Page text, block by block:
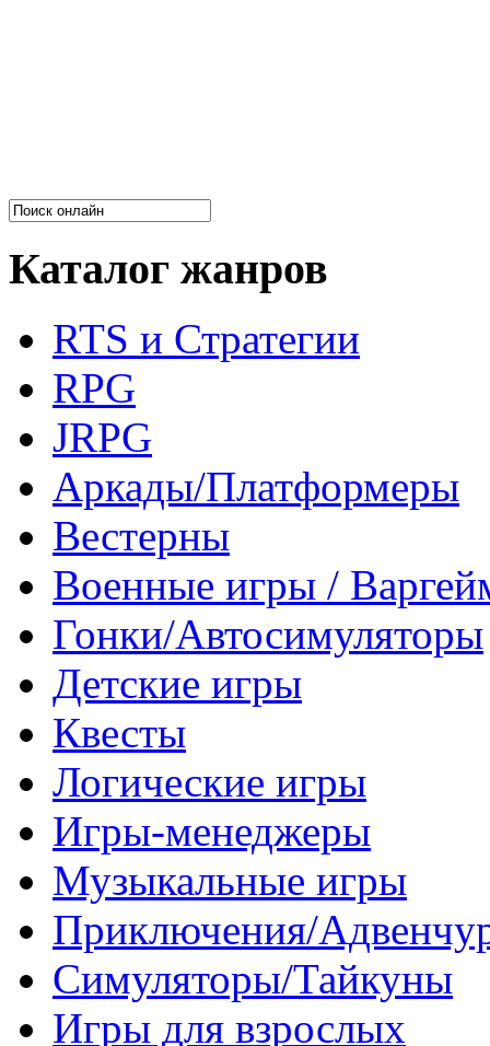
Каталог жанров
RTS и Стратегии
RPG
JRPG
Аркады/Платформеры
Вестерны
Военные игры /
Гонки/Автосимуляторы
Детские игры
Квесты
Логические игры
Игры-менеджеры
Музыкальные игры
Приключения/
Симуляторы/Тайкуны
Игры для взрослых